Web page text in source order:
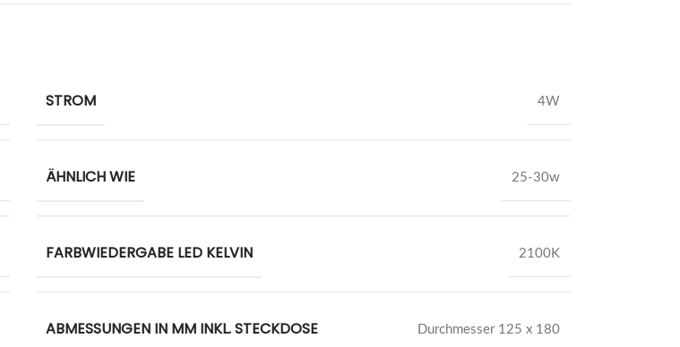
STROM 4W
ÄHNLICH WIE 25-30w
FARBWIEDERGABE LED KELVIN 2100K
ABMESSUNGEN IN MM INKL. STECKDOSE Durchmesser 125 x 180